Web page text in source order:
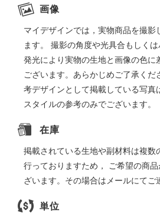
画像
マイデザインでは，実物商品を撮影
ます。 撮影の角度や光具合もしく
発光により実物の生地と画像の色に
ございます。あらかじめご了承くだ
考デザインとして掲載している写真
スタイルの参考のみでございます。
在庫
掲載されている生地や副材料は複数
行っておりますため， ご希望の商
ざいます。その場合はメールにてご
単位